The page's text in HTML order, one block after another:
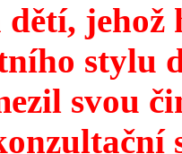
dětí,
stylu
svou